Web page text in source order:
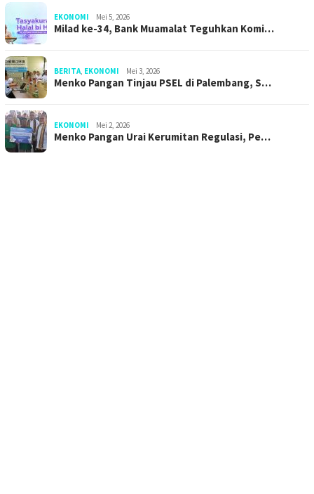
EKONOMI Mei 5, 2026
Milad ke-34, Bank Muamalat Teguhkan Komi…
BERITA EKONOMI Mei 3, 2026
Menko Pangan Tinjau PSEL di Palembang, S…
EKONOMI Mei 2, 2026
Menko Pangan Urai Kerumitan Regulasi, Pe…